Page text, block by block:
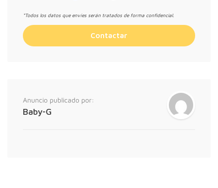
*Todos los datos que envíes serán tratados de forma confidencial.
Anuncio publicado por:
Baby-G